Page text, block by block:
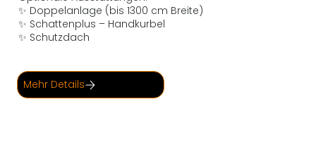
✨ Doppelanlage (bis 1300 cm Breite)
✨ Schattenplus – Handkurbel
✨ Schutzdach
Mehr Details